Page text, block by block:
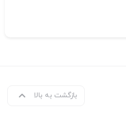
بازگشت به بالا